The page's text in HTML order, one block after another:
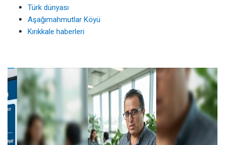
Türk dünyası
Aşağımahmutlar Köyü
Kırıkkale haberleri